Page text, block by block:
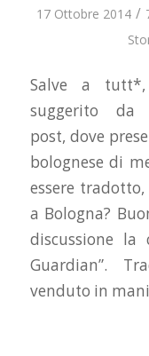
17 Ottobre 2014 /
Salve a tutt*,
suggerito
post, dove
bolognese di
essere
a Bologna?
discussione la
Guardian”.
venduto in